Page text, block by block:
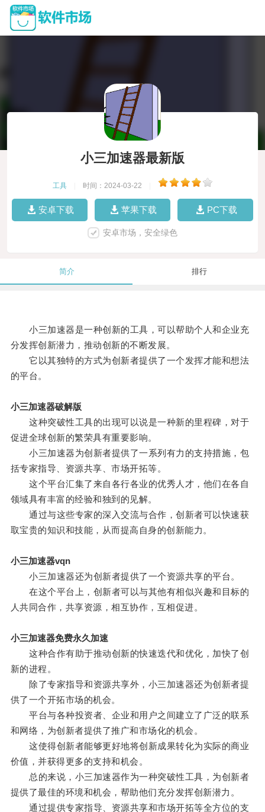
小三加速器最新版
工具 时间：2024-03-22
安卓下载 苹果下载 PC下载
安卓市场，安全绿色
简介 排行
小三加速器是一种创新的工具，可以帮助个人和企业充
分发挥创新潜力，推动创新的不断发展。
它以其独特的方式为创新者提供了一个发挥才能和想法
的平台。
小三加速器破解版
这种突破性工具的出现可以说是一种新的里程碑，对于
促进全球创新的繁荣具有重要影响。
小三加速器为创新者提供了一系列有力的支持措施，包
括专家指导、资源共享、市场开拓等。
这个平台汇集了来自各行各业的优秀人才，他们在各自
领域具有丰富的经验和独到的见解。
通过与这些专家的深入交流与合作，创新者可以快速获
取宝贵的知识和技能，从而提高自身的创新能力。
小三加速器vqn
小三加速器还为创新者提供了一个资源共享的平台。
在这个平台上，创新者可以与其他有相似兴趣和目标的
人共同合作，共享资源，相互协作，互相促进。
小三加速器免费永久加速
这种合作有助于推动创新的快速迭代和优化，加快了创
新的进程。
除了专家指导和资源共享外，小三加速器还为创新者提
供了一个开拓市场的机会。
平台与各种投资者、企业和用户之间建立了广泛的联系
和网络，为创新者提供了推广和市场化的机会。
这使得创新者能够更好地将创新成果转化为实际的商业
价值，并获得更多的支持和机会。
总的来说，小三加速器作为一种突破性工具，为创新者
提供了最佳的环境和机会，帮助他们充分发挥创新潜力。
通过提供专家指导、资源共享和市场开拓等全方位的支